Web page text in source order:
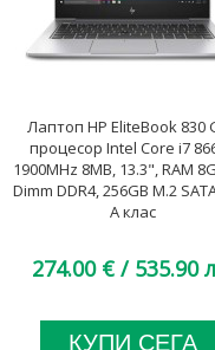
Лаптоп HP EliteBook 830
процесор Intel Core i7
1900MHz 8MB, 13.3", RAM
Dimm DDR4, 256GB M.2
A клас
274.00 € / 535.90
КУПИ СЕГА